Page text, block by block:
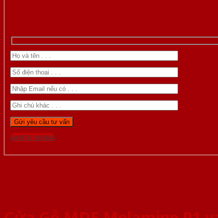
Gọi 0976.169.864